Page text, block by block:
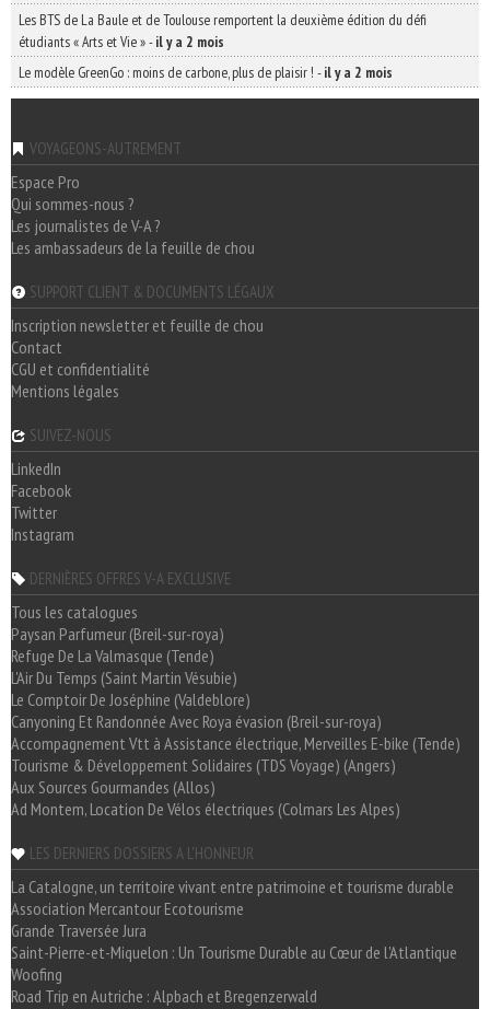
Les BTS de La Baule et de Toulouse remportent la deuxième édition du défi
étudiants « Arts et Vie »-il y a 2 mois
Le modèle GreenGo : moins de carbone, plus de plaisir ! -il y a 2 mois
VOYAGEONS-AUTREMENT
Espace Pro
Qui sommes-nous ?
Les journalistes de V-A ?
Les ambassadeurs de la feuille de chou
SUPPORT CLIENT & DOCUMENTS LÉGAUX
Inscription newsletter et feuille de chou
Contact
CGU et confidentialité
Mentions légales
SUIVEZ-NOUS
LinkedIn
Facebook
Twitter
Instagram
DERNIÈRES OFFRES V-A EXCLUSIVE
Tous les catalogues
Paysan Parfumeur (Breil-sur-roya)
Refuge De La Valmasque (Tende)
L'Air Du Temps (Saint Martin Vésubie)
Le Comptoir De Joséphine (Valdeblore)
Canyoning Et Randonnée Avec Roya évasion (Breil-sur-roya)
Accompagnement Vtt à Assistance électrique, Merveilles E-bike (Tende)
Tourisme & Développement Solidaires (TDS Voyage) (Angers)
Aux Sources Gourmandes (Allos)
Ad Montem, Location De Vélos électriques (Colmars Les Alpes)
LES DERNIERS DOSSIERS A L'HONNEUR
La Catalogne, un territoire vivant entre patrimoine et tourisme durable
Association Mercantour Ecotourisme
Grande Traversée Jura
Saint-Pierre-et-Miquelon : Un Tourisme Durable au Cœur de l'Atlantique
Woofing
Road Trip en Autriche : Alpbach et Bregenzerwald